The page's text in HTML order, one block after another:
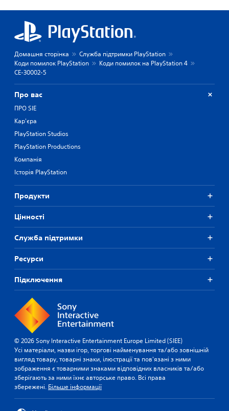
Домашня сторінка
Служба підтримки PlayStation
Коди помилок PlayStation
Коди помилок на PlayStation 4
CE-30002-5
Про вас
ПРО SIE
Кар'єра
PlayStation Studios
PlayStation Productions
Компанія
Історія PlayStation
Продукти
Цiнностi
Служба підтримки
Ресурси
Підключення
© 2026 Sony Interactive Entertainment Europe Limited (SIEE)
Усі матеріали, назви ігор, торгові найменування та/або зовнішній
вигляд товару, товарні знаки, ілюстрації та пов'язані з ними
зображення є товарними знаками відповідних власників та/або
зберігають за ними їхнє авторське право. Всі права
збережені. Більше інформації